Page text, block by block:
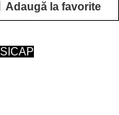
Adaugă la favorite